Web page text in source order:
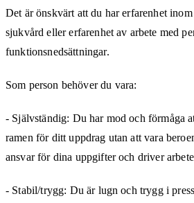
Det är önskvärt att du har erfarenhet
sjukvård eller erfarenhet av arbete med
funktionsnedsättningar.
Som person behöver du vara:
- Självständig: Du har mod och förmåga
ramen för ditt uppdrag utan att vara
ansvar för dina uppgifter och driver
- Stabil/trygg: Du är lugn och trygg i